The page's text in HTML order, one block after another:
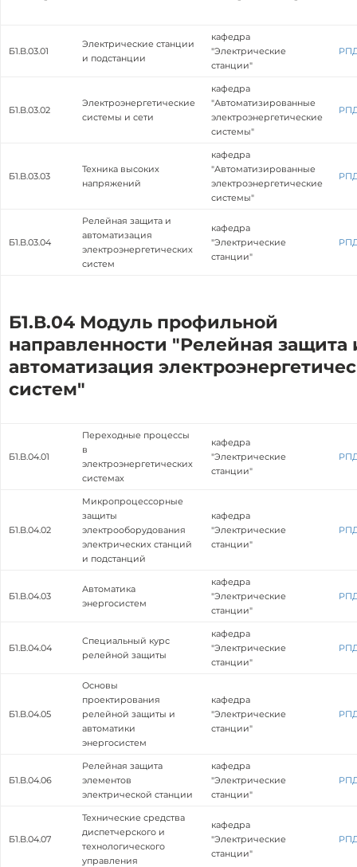
Б1.В.03.01
Электрические станции
и подстанции
кафедра
"Электрические
станции"
Б1.В.03.02
Электроэнергетические
системы и сети
кафедра
"Автоматизированные
электроэнергетические
системы"
Б1.В.03.03
Техника высоких
напряжений
кафедра
"Автоматизированные
электроэнергетические
системы"
Б1.В.03.04
Релейная защита и
автоматизация
электроэнергетических
систем
кафедра
"Электрические
станции"
Б1.В.04 Модуль профильной
направленности "Релейная защита
автоматизация
систем"
Б1.В.04.01
Переходные процессы
в
электроэнергетических
системах
кафедра
"Электрические
станции"
Б1.В.04.02
Микропроцессорные
защиты
электрооборудования
электрических станций
и подстанций
кафедра
"Электрические
станции"
Б1.В.04.03
Автоматика
энергосистем
кафедра
"Электрические
станции"
Б1.В.04.04
Специальный курс
релейной защиты
кафедра
"Электрические
станции"
Б1.В.04.05
Основы
проектирования
релейной защиты и
автоматики
энергосистем
кафедра
"Электрические
станции"
Б1.В.04.06
Релейная защита
элементов
электрической станции
кафедра
"Электрические
станции"
Б1.В.04.07
Технические средства
диспетчерского и
технологического
управления
кафедра
"Электрические
станции"